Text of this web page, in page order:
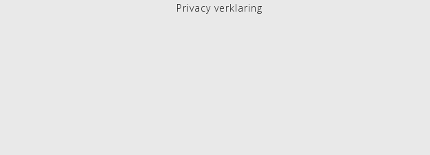
Privacy verklaring